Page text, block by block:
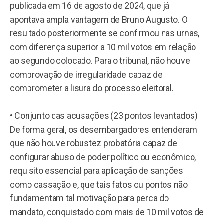
publicada em 16 de agosto de 2024, que já
apontava ampla vantagem de Bruno Augusto. O
resultado posteriormente se confirmou nas urnas,
com diferença superior a 10 mil votos em relação
ao segundo colocado. Para o tribunal, não houve
comprovação de irregularidade capaz de
comprometer a lisura do processo eleitoral.
• Conjunto das acusações (23 pontos levantados)
De forma geral, os desembargadores entenderam
que não houve robustez probatória capaz de
configurar abuso de poder político ou econômico,
requisito essencial para aplicação de sanções
como cassação e, que tais fatos ou pontos não
fundamentam tal motivação para perca do
mandato, conquistado com mais de 10 mil votos de